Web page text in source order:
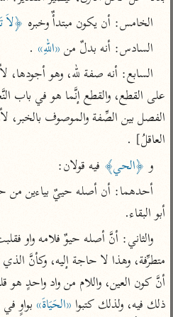
تفسير السمرقندي
تفسير الثعلبي
تفسير أبي
الكشاف
اشترك لتصلك أخبار مشاريعنا
راسلنا •تليجرام
كنوز•تعليمات •عن
الخامس: أن يكون مبتدأٌ وخبره ﴿لاَ
السادس: أنه بدلٌ من «اللهِ» .
السابع: أنه صفة لله، وهو
العاقلُ] .
و ﴿الحي﴾ فيه قولان:
أبو البقاء.
ذلك فيه، ولذلك كتبوا «الحَيَاةَ»